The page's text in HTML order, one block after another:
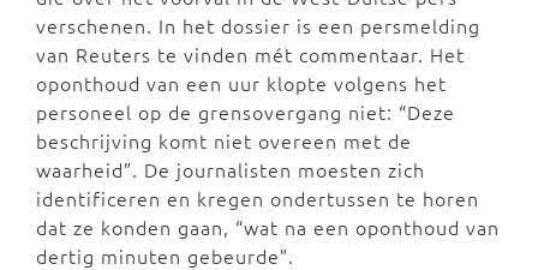
verschenen. In het dossier is een persmelding
van Reuters te vinden mét commentaar. Het
oponthoud van een uur klopte volgens het
personeel op de grensovergang niet: “Deze
beschrijving komt niet overeen met de
waarheid”. De journalisten moesten zich
identificeren en kregen ondertussen te horen
dat ze konden gaan, “wat na een oponthoud van
dertig minuten gebeurde”.